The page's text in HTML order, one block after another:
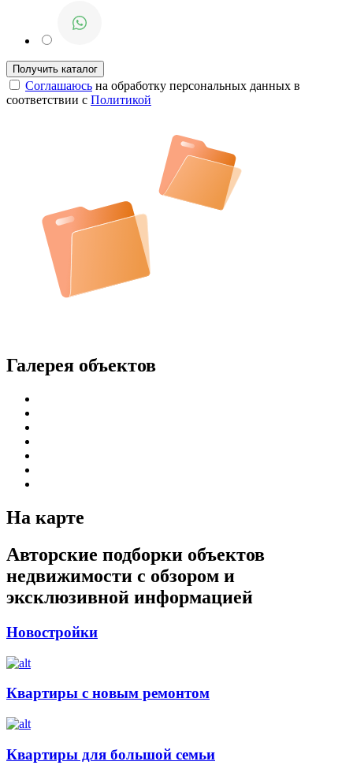
Соглашаюсь на обработку персональных данных в
соответствии с Политикой
Галерея объектов
На карте
Авторские подборки объектов
недвижимости с обзором и
эксклюзивной информацией
Новостройки
Квартиры с новым ремонтом
Квартиры для большой семьи